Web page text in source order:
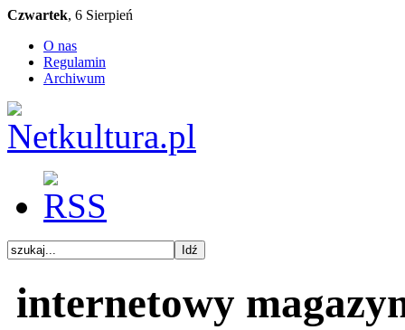
Czwartek, 6 Sierpień
O nas
Regulamin
Archiwum
internetowy